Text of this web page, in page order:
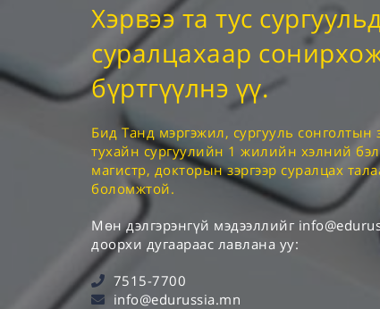
Хэрвээ та тус
суралцахаар
бүртгүүлнэ үү.
Бид Танд мэргэжил, сургууль сонголтын
тухайн сургуулийн 1 жилийн хэлний
магистр, докторын зэргээр суралцах
боломжтой.
Мөн дэлгэрэнгүй мэдээллийг
доорхи дугаараас лавлана уу:
7515-7700
info@edurussia.mn